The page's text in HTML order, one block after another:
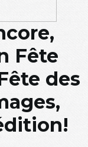
Fête
des